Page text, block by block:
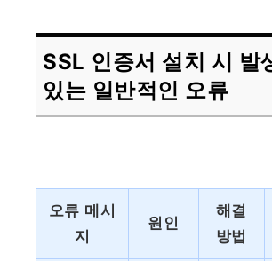
SSL 인증서 설치 시 발
있는 일반적인 오류
오류 메시
지
원인
해결
방법